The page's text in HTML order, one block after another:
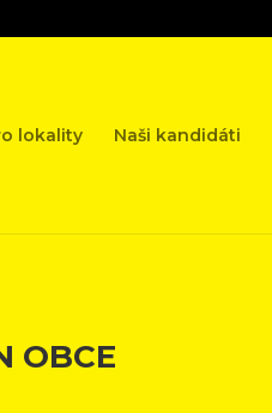
lokality Naši kandidáti
OBCE